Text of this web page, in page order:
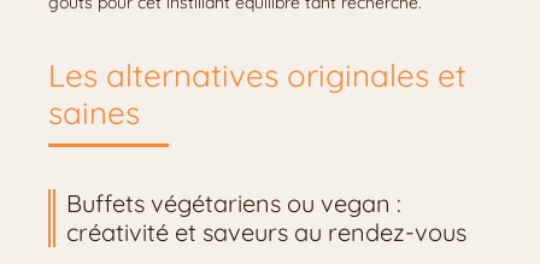
Les alternatives originales et
saines
Buffets végétariens ou vegan :
créativité et saveurs au rendez-vous